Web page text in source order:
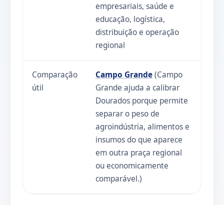
empresariais, saúde e
educação, logística,
distribuição e operação
regional
Comparação
útil
Campo Grande(Campo
Grande ajuda a calibrar
Dourados porque permite
separar o peso de
agroindústria, alimentos e
insumos do que aparece
em outra praça regional
ou economicamente
comparável.)